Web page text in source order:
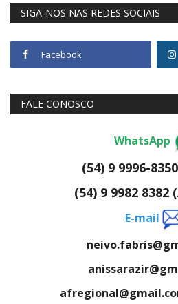
SIGA-NOS NAS REDES SOCIAIS
Facebook
FALE CONOSCO
WhatsApp
(54) 9 9996-
(54) 9 9982 8382
E-mail